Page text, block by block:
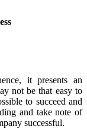
it presents an
not be that easy to
to succeed and
and take note of
successful.